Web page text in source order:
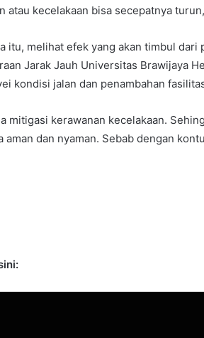
atau kecelakaan bisa secepatnya
itu, melihat efek yang akan timbul
Jarak Jauh Universitas Brawijaya
kondisi jalan dan penambahan
mitigasi kerawanan kecelakaan.
aman dan nyaman. Sebab dengan